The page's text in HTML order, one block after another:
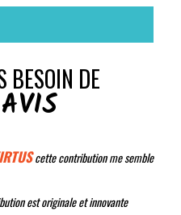
BESOIN DE
AVIS
cette contribution me semble
est originale et innovante